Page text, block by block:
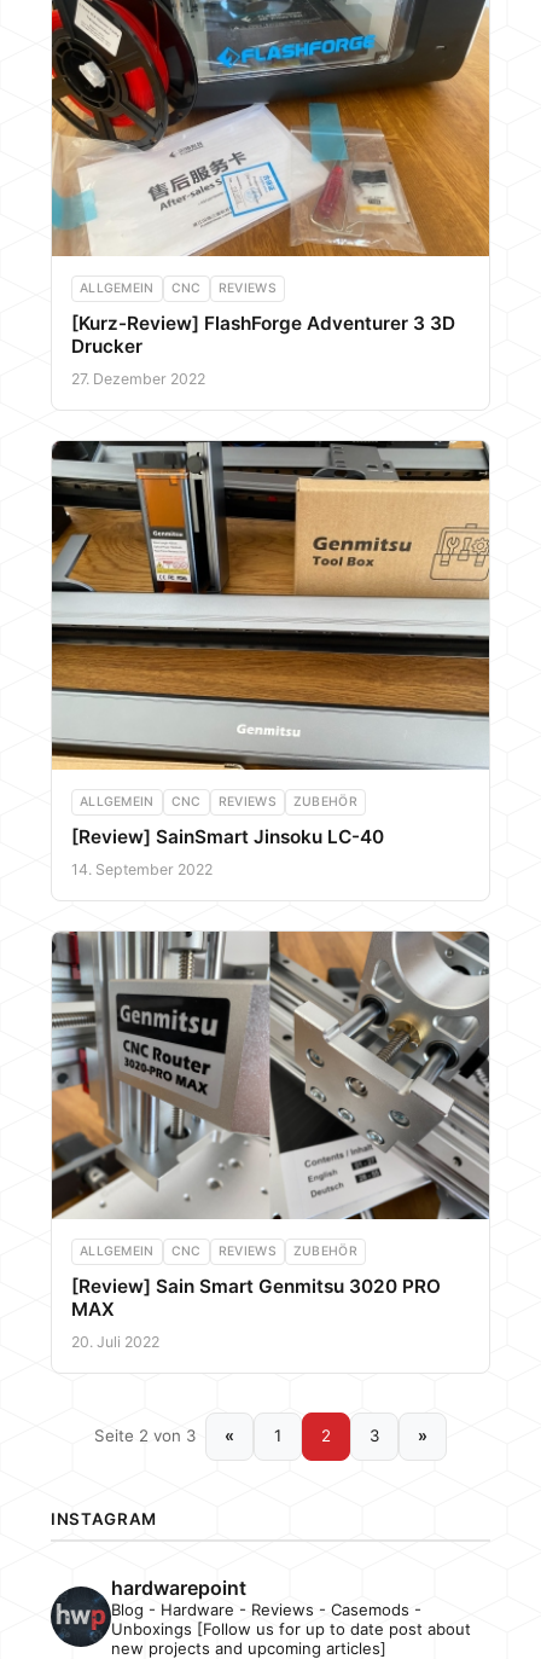
ALLGEMEIN CNC REVIEWS
[Kurz-Review] FlashForge Adventurer 3 3D
Drucker
27. Dezember 2022
ALLGEMEIN CNC REVIEWS ZUBEHÖR
[Review] SainSmart Jinsoku LC-40
14. September 2022
ALLGEMEIN CNC REVIEWS ZUBEHÖR
[Review] Sain Smart Genmitsu 3020 PRO
MAX
20. Juli 2022
Seite 2 von 3 « 1 2 3 »
INSTAGRAM
hardwarepoint
Blog - Hardware - Reviews - Casemods -
Unboxings [Follow us for up to date post about
new projects and upcoming articles]